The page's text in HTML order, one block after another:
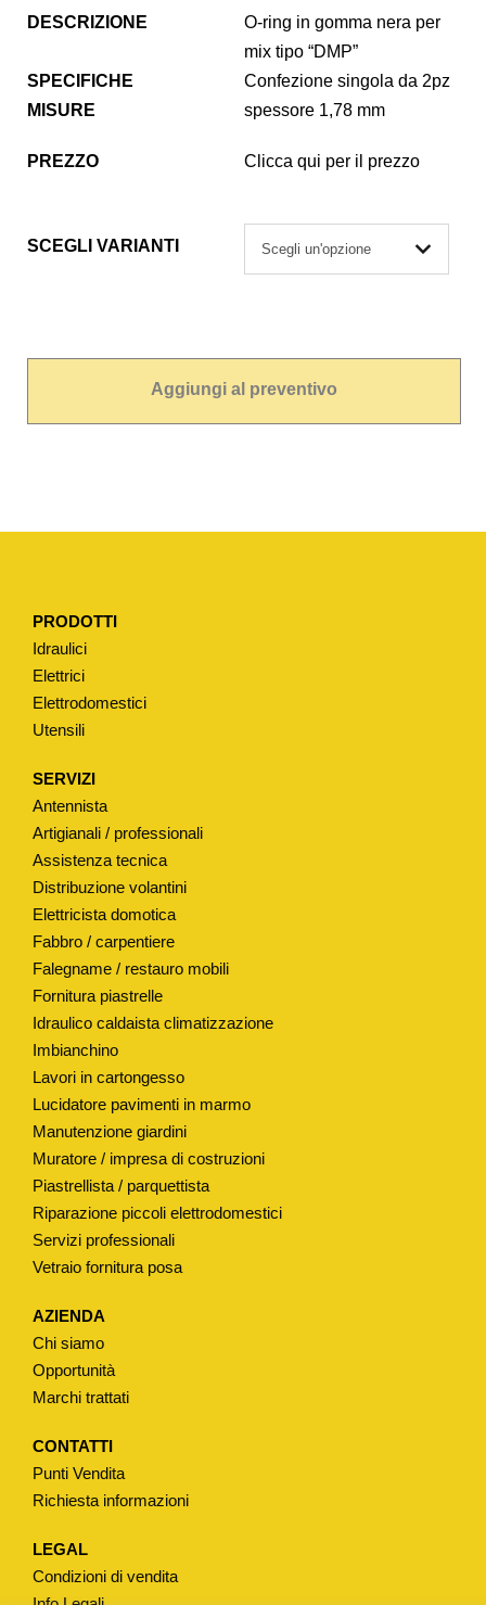
DESCRIZIONE
O-ring in gomma nera per
mix tipo “DMP”
SPECIFICHE
Confezione singola da 2pz
MISURE
spessore 1,78 mm
PREZZO Clicca qui per il prezzo
SCEGLI VARIANTI
Aggiungi al preventivo
PRODOTTI
Idraulici
Elettrici
Elettrodomestici
Utensili
SERVIZI
Antennista
Artigianali / professionali
Assistenza tecnica
Distribuzione volantini
Elettricista domotica
Fabbro / carpentiere
Falegname / restauro mobili
Fornitura piastrelle
Idraulico caldaista climatizzazione
Imbianchino
Lavori in cartongesso
Lucidatore pavimenti in marmo
Manutenzione giardini
Muratore / impresa di costruzioni
Piastrellista / parquettista
Riparazione piccoli elettrodomestici
Servizi professionali
Vetraio fornitura posa
AZIENDA
Chi siamo
Opportunità
Marchi trattati
CONTATTI
Punti Vendita
Richiesta informazioni
LEGAL
Condizioni di vendita